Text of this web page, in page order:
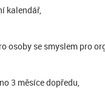
kalendář,
osoby se smyslem pro
3 měsíce dopředu,